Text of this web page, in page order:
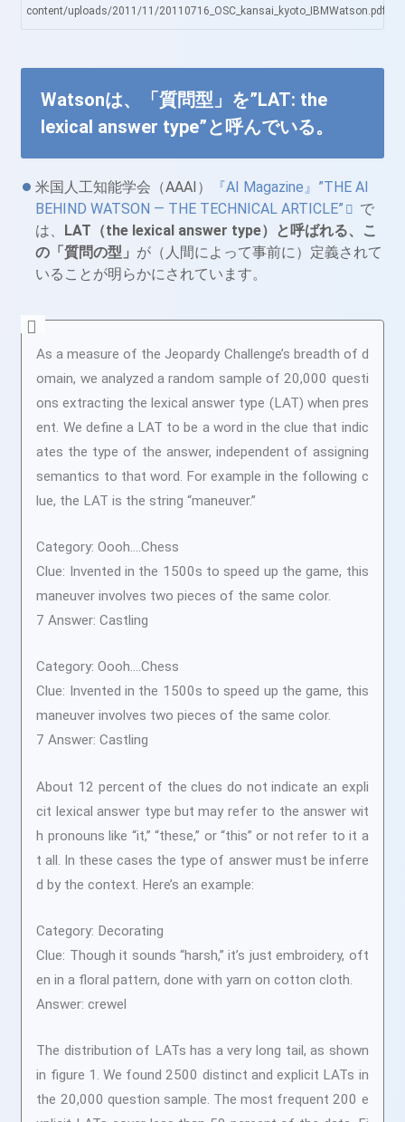
content/uploads/2011/11/20110716_OSC_kansai_kyoto_IBMWatson.pdf
Watsonは、「質問型」を”LAT: the
lexical answer type”と呼んでいる。
米国人工知能学会（AAAI）
『AI Magazine』”THE AI
BEHIND WATSON — THE TECHNICAL ARTICLE”
で
は、 LAT （the lexical answer type）と呼ばれる、こ
の「質問の型」 が（人間によって事前に）定義されて
いることが明らかにされています。
As a measure of the Jeopardy Challenge’s breadth of d
omain, we analyzed a random sample of 20,000 questi
ons extracting the lexical answer type (LAT) when pres
ent. We define a LAT to be a word in the clue that indic
ates the type of the answer, independent of assigning
semantics to that word. For example in the following c
lue, the LAT is the string “maneuver.”
Category: Oooh….Chess
Clue: Invented in the 1500s to speed up the game, this
maneuver involves two pieces of the same color.
7 Answer: Castling
Category: Oooh….Chess
Clue: Invented in the 1500s to speed up the game, this
maneuver involves two pieces of the same color.
7 Answer: Castling
About 12 percent of the clues do not indicate an expli
cit lexical answer type but may refer to the answer wit
h pronouns like “it,” “these,” or “this” or not refer to it a
t all. In these cases the type of answer must be inferre
d by the context. Here’s an example:
Category: Decorating
Clue: Though it sounds “harsh,” it’s just embroidery, oft
en in a floral pattern, done with yarn on cotton cloth.
Answer: crewel
The distribution of LATs has a very long tail, as shown
in figure 1. We found 2500 distinct and explicit LATs in
the 20,000 question sample. The most frequent 200 e